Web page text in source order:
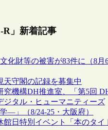
R」新着記事
化財等の被害が83件に（8月
天守閣の記録を募集中
究機構DH推進室、「第5回
タル・ヒューマニティーズ
―」（8/24-25・大阪府）
日特別イベント「本のタイ